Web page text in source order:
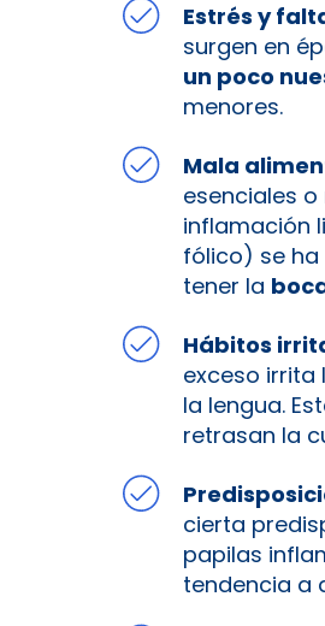
Estrés y
surgen en
un poco
menores.
Mala
esenciales
inflamación
fólico) se ha
tener la
Hábitos
exceso irrita
la lengua​.
retrasan la
cierta
papilas
tendencia a